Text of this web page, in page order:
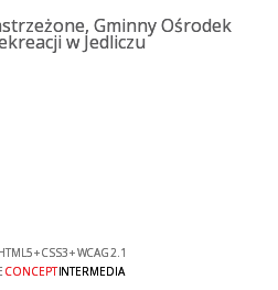
Gminny Ośrodek
w Jedliczu
+CSS3+WCAG 2.1
CONCEPTINTERMEDIA